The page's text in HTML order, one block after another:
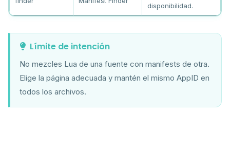
disponibilidad.
Límite de intención
No mezcles Lua de una fuente con manifests de otra.
Elige la página adecuada y mantén el mismo AppID en
todos los archivos.